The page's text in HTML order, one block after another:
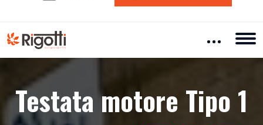
Testata motore Tipo 1